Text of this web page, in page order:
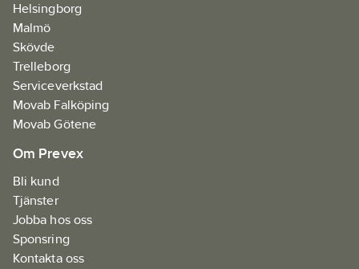
Helsingborg
Malmö
Skövde
Trelleborg
Serviceverkstad
Movab Falköping
Movab Götene
Om Prevex
Bli kund
Tjänster
Jobba hos oss
Sponsring
Kontakta oss